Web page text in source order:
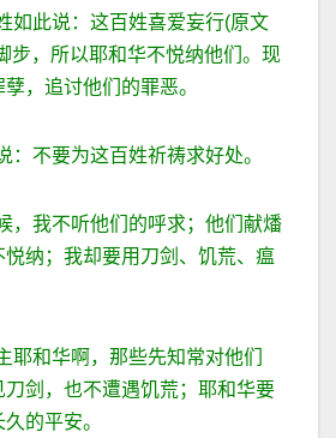
如此说：这百姓喜爱妄行(原文
步，所以耶和华不悦纳他们。现
，追讨他们的罪恶。
：不要为这百姓祈祷求好处。
，我不听他们的呼求；他们献燔
纳；我却要用刀剑、饥荒、瘟
耶和华啊，那些先知常对他们
剑，也不遭遇饥荒；耶和华要
的平安。